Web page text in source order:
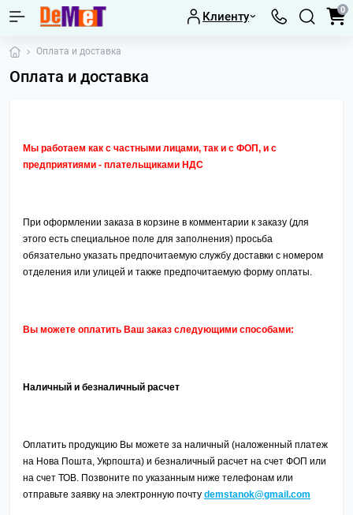
Клиенту 0
Оплата и доставка
Оплата и доставка
Мы работаем как с частными лицами, так и с ФОП, и с
предприятиями - плательщиками НДС
При оформлении заказа в корзине в комментарии к заказу (для
этого есть специальное поле для заполнения) просьба
обязательно указать предпочитаемую службу доставки с номером
отделения или улицей и также предпочитаемую форму оплаты.
Вы можете оплатить Ваш заказ следующими способами:
Наличный и безналичный расчет
Оплатить продукцию Вы можете за наличный (наложенный платеж
на Нова Пошта, Укрпошта) и безналичный расчет на счет ФОП или
на счет ТОВ. Позвоните по указанным ниже телефонам или
отправьте заявку на электронную почту demstanok@gmail.com